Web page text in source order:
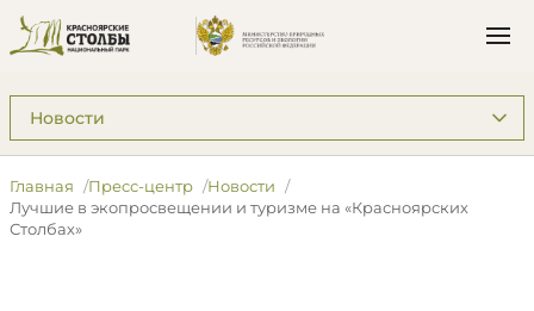
Подразделы: Пресс-центр
Главная Пресс-центр
Новости
Лучшие в экопросвещении и туризме на «Красноярских
Столбах»